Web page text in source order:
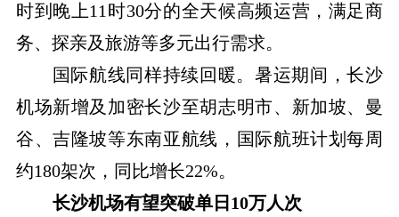
时到晚上11时30分的全天候高频运营，满足商
务、探亲及旅游等多元出行需求。
国际航线同样持续回暖。暑运期间，长沙
机场新增及加密长沙至胡志明市、新加坡、曼
谷、吉隆坡等东南亚航线，国际航班计划每周
约180架次，同比增长22%。
长沙机场有望突破单日10万人次